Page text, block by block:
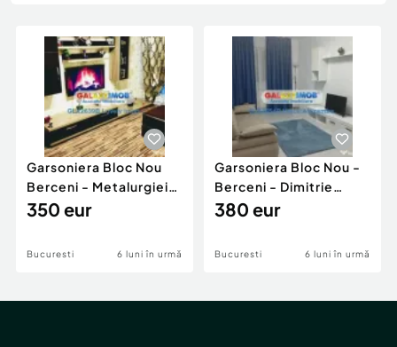
Animale de companie
Afaceri și echipamente profesionale
Inchiriere Bunuri si Vehicule
Piese auto si accesorii
Dacia Duster
Garsoniera Bloc Nou
Berceni - Metalurgiei
Park - Postalionul
350 eur
Bucuresti 6 luni în urmă
Garsoniera Bloc Nou -
Berceni - Dimitrie
Leonida
380 eur
Bucuresti 6 luni în urmă